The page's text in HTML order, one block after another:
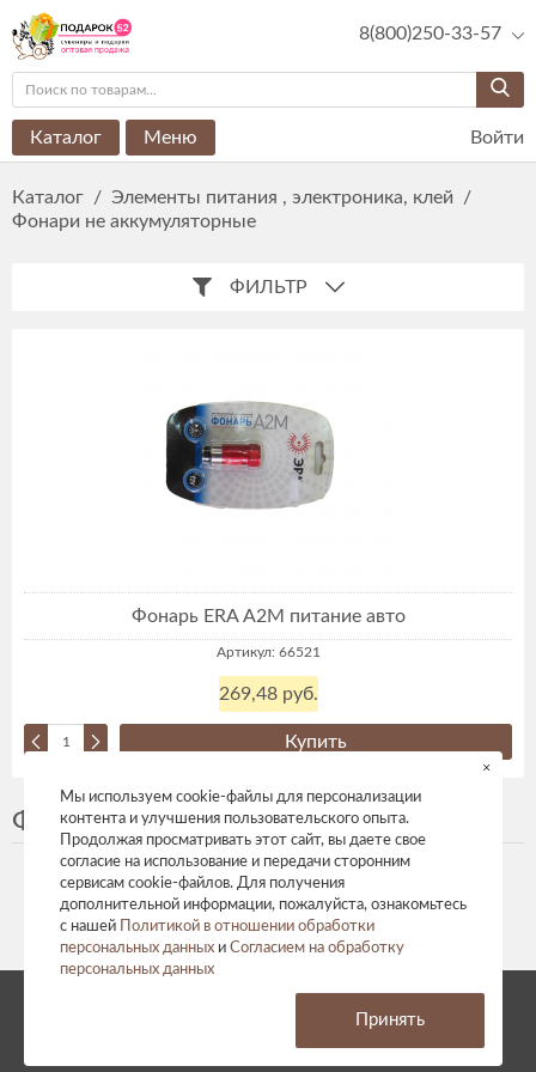
8(800)250-33-57
Каталог Меню Войти
Каталог / Элементы питания , электроника, клей
/
Фонари не аккумуляторные
ФИЛЬТР
Фонарь ERA А2М питание авто
Артикул: 66521
269,48 руб.
Купить
Фонари не аккумуляторные
© 2026 год. Все права защищены.
Согласие на обработку персональных данных
Мы используем cookie-файлы для персонализации
контента и улучшения пользовательского опыта.
Продолжая просматривать этот сайт, вы даете свое
согласие на использование и передачи сторонним
сервисам cookie-файлов. Для получения
дополнительной информации, пожалуйста, ознакомьтесь
с нашей
Политикой в отношении обработки
персональных данных и Согласием на обработку
персональных данных
×
Принять